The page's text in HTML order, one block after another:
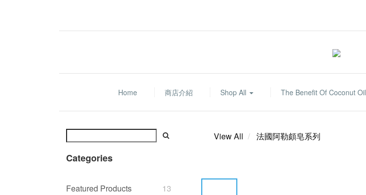
Home 商店介紹 Shop All The Benefit Of Coconut Oil
Categories
Featured Products
13
View All 法國阿勒頗皂系列